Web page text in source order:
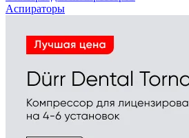
Аспираторы